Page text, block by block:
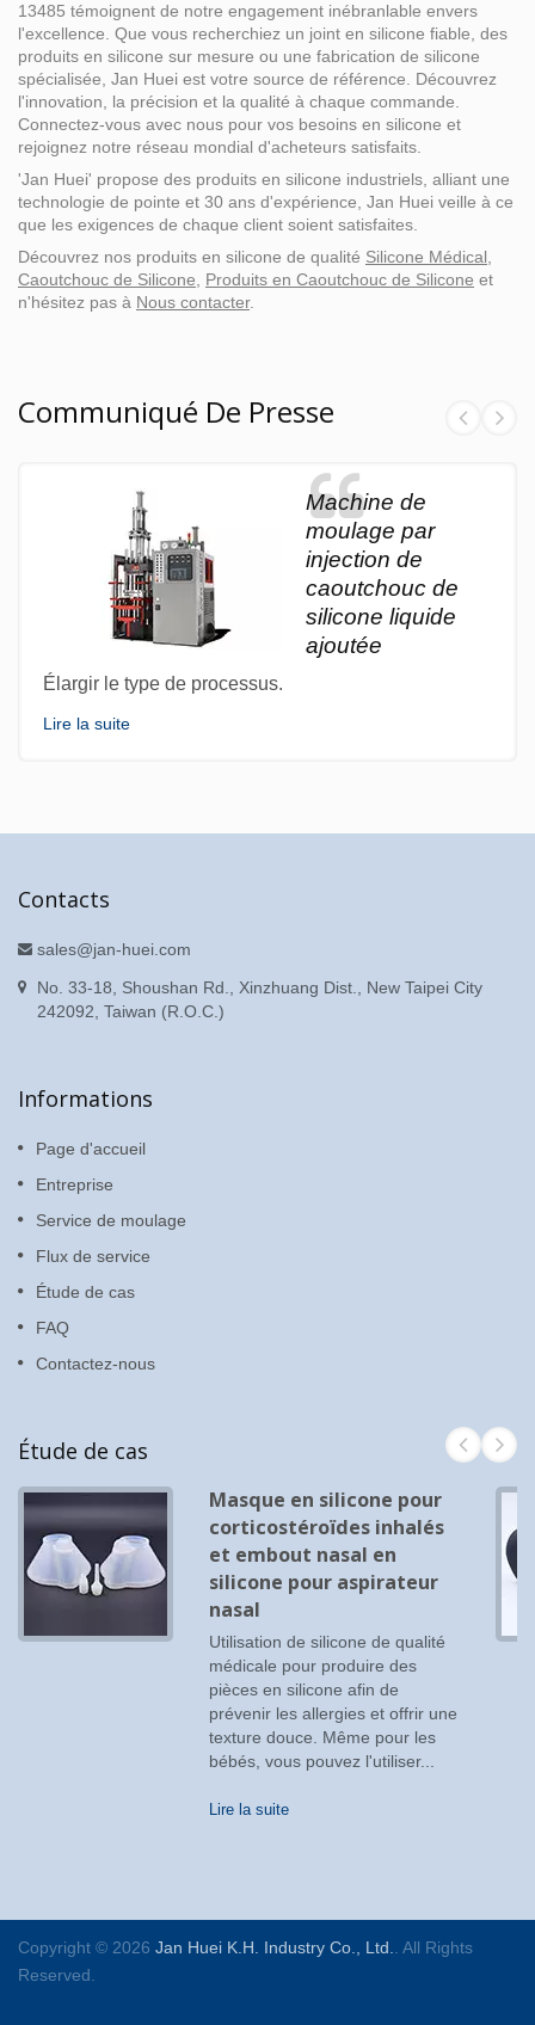
13485 témoignent de notre engagement inébranlable envers
l'excellence. Que vous recherchiez un joint en silicone fiable, des
produits en silicone sur mesure ou une fabrication de silicone
spécialisée, Jan Huei est votre source de référence. Découvrez
l'innovation, la précision et la qualité à chaque commande.
Connectez-vous avec nous pour vos besoins en silicone et
rejoignez notre réseau mondial d'acheteurs satisfaits.
'Jan Huei' propose des produits en silicone industriels, alliant une
technologie de pointe et 30 ans d'expérience, Jan Huei veille à ce
que les exigences de chaque client soient satisfaites.
Découvrez nos produits en silicone de qualité Silicone Médical ,
Caoutchouc de Silicone, Produits en Caoutchouc de Silicone et
n'hésitez pas à Nous contacter.
Communiqué De Presse
Machine de
moulage par
injection de
caoutchouc de
silicone liquide
ajoutée
Élargir le type de processus.
Lire la suite
Contacts
sales@jan-huei.com
No. 33-18, Shoushan Rd., Xinzhuang Dist., New Taipei City
242092, Taiwan (R.O.C.)
Informations
Page d'accueil
Entreprise
Service de moulage
Flux de service
Étude de cas
FAQ
Contactez-nous
Étude de cas
Masque en silicone pour
corticostéroïdes inhalés
et embout nasal en
silicone pour aspirateur
nasal
Utilisation de silicone de qualité
médicale pour produire des
pièces en silicone afin de
prévenir les allergies et offrir une
texture douce. Même pour les
bébés, vous pouvez l'utiliser...
Lire la suite
Copyright © 2026 Jan Huei K.H. Industry Co., Ltd.. All Rights
Reserved.